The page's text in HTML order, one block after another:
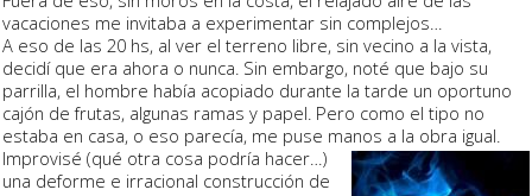
vacaciones me invitaba a experimentar sin complejos…
A eso de las 20 hs, al ver el terreno libre, sin vecino a la vista,
decidí que era ahora o nunca. Sin embargo, noté que bajo su
parrilla, el hombre había acopiado durante la tarde un oportuno
cajón de frutas, algunas ramas y papel. Pero como el tipo no
estaba en casa, o eso parecía, me puse manos a la obra igual.
Improvisé (qué otra cosa podría hacer…)
una deforme e irracional construcción de